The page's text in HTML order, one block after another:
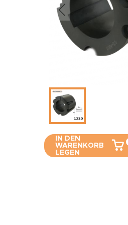
IN DEN
WARENKORB
LEGEN